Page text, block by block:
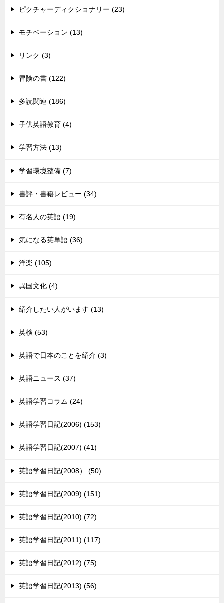
ピクチャーディクショナリー (23)
モチベーション (13)
リンク (3)
冒険の書 (122)
多読関連 (186)
子供英語教育 (4)
学習方法 (13)
学習環境整備 (7)
書評・書籍レビュー (34)
有名人の英語 (19)
気になる英単語 (36)
洋楽 (105)
異国文化 (4)
紹介したい人がいます (13)
英検 (53)
英語で日本のことを紹介 (3)
英語ニュース (37)
英語学習コラム (24)
英語学習日記(2006) (153)
英語学習日記(2007) (41)
英語学習日記(2008） (50)
英語学習日記(2009) (151)
英語学習日記(2010) (72)
英語学習日記(2011) (117)
英語学習日記(2012) (75)
英語学習日記(2013) (56)